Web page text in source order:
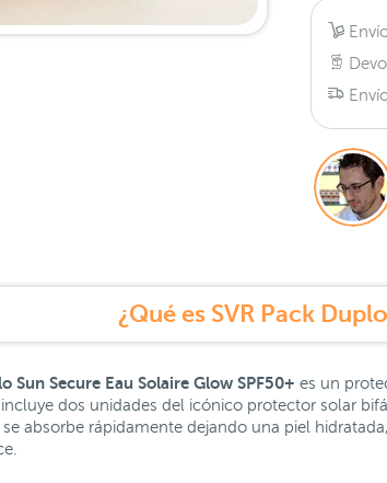
¿Qué es SVR Pack
Sun Secure Eau Solaire Glow SPF50+ es un
dos unidades del icónico protector solar
absorbe rápidamente dejando una piel